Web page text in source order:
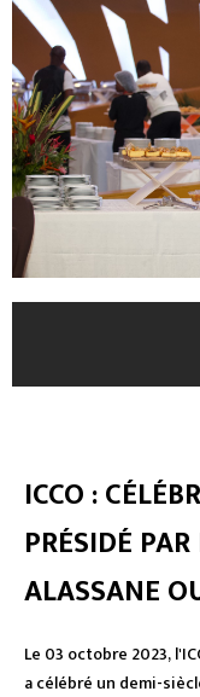
ICCO :
PRÉSIDÉ
ALASSANE
Le 03 octobre 2023,
a célébré un demi-